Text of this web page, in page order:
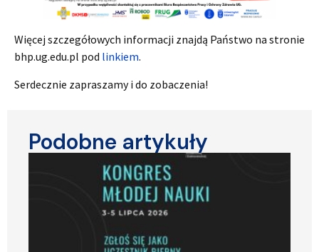
Podobne artykuły
Więcej szczegółowych informacji znajdą Państwo na stronie
bhp.ug.edu.pl pod linkiem.
Serdecznie zapraszamy i do zobaczenia!